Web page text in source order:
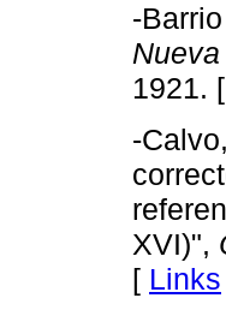
-
1921. [
-
XVI)",
[ Links